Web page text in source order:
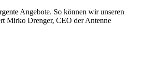
Angebote. So können wir unseren
Mirko Drenger, CEO der Antenne